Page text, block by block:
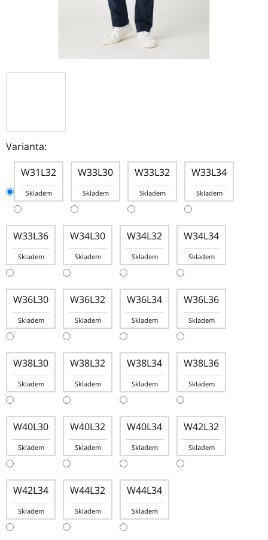
Varianta:
W31L32
Skladem
W33L30
Skladem
W33L32
Skladem
W33L34
Skladem
W33L36
Skladem
W34L30
Skladem
W34L32
Skladem
W34L34
Skladem
W36L30
Skladem
W36L32
Skladem
W36L34
Skladem
W36L36
Skladem
W38L30
Skladem
W38L32
Skladem
W38L34
Skladem
W38L36
Skladem
W40L30
Skladem
W40L32
Skladem
W40L34
Skladem
W42L32
Skladem
W42L34
Skladem
W44L32
Skladem
W44L34
Skladem